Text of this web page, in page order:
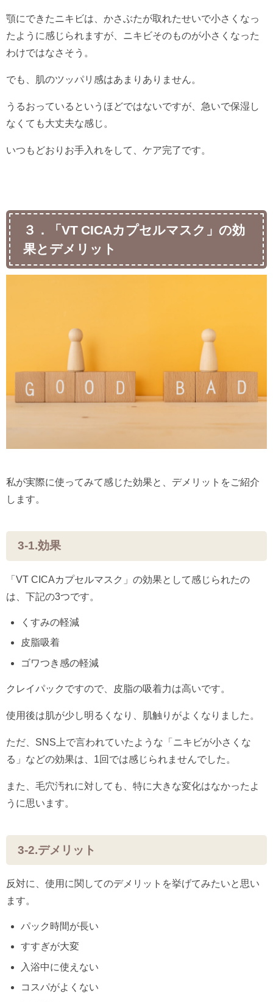
顎にできたニキビは、かさぶたが取れたせいで小さくなっ
たように感じられますが、ニキビそのものが小さくなった
わけではなさそう。
でも、肌のツッパリ感はあまりありません。
うるおっているというほどではないですが、急いで保湿し
なくても大丈夫な感じ。
いつもどおりお手入れをして、ケア完了です。
３．「VT CICAカプセルマスク」の効
果とデメリット
私が実際に使ってみて感じた効果と、デメリットをご紹介
します。
3-1.効果
「VT CICAカプセルマスク」の効果として感じられたの
は、下記の3つです。
くすみの軽減
皮脂吸着
ゴワつき感の軽減
クレイパックですので、皮脂の吸着力は高いです。
使用後は肌が少し明るくなり、肌触りがよくなりました。
ただ、SNS上で言われていたような「ニキビが小さくな
る」などの効果は、1回では感じられませんでした。
また、毛穴汚れに対しても、特に大きな変化はなかったよ
うに思います。
3-2.デメリット
反対に、使用に関してのデメリットを挙げてみたいと思い
ます。
パック時間が長い
すすぎが大変
入浴中に使えない
コスパがよくない